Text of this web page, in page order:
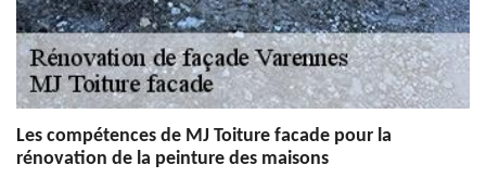
Les compétences de MJ Toiture facade pour la
rénovation de la peinture des maisons